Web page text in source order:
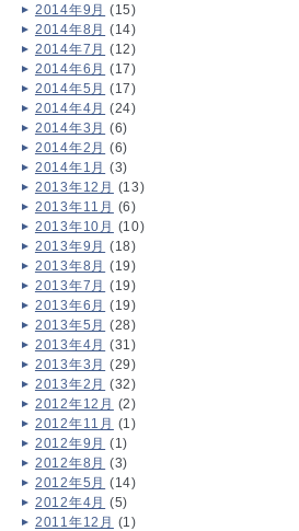
2014年9月 (15)
2014年8月 (14)
2014年7月 (12)
2014年6月 (17)
2014年5月 (17)
2014年4月 (24)
2014年3月 (6)
2014年2月 (6)
2014年1月 (3)
2013年12月 (13)
2013年11月 (6)
2013年10月 (10)
2013年9月 (18)
2013年8月 (19)
2013年7月 (19)
2013年6月 (19)
2013年5月 (28)
2013年4月 (31)
2013年3月 (29)
2013年2月 (32)
2012年12月 (2)
2012年11月 (1)
2012年9月 (1)
2012年8月 (3)
2012年5月 (14)
2012年4月 (5)
2011年12月 (1)